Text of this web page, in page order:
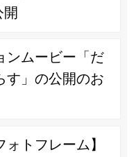
ンムービー「だ
す」の公開のお
ォトフレーム】